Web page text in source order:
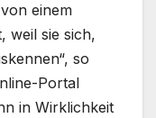
einem
weil sie sich,
so
Portal
in Wirklichkeit